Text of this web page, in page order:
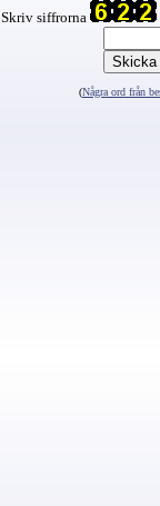
Skriv siffrorna
(Några ord från